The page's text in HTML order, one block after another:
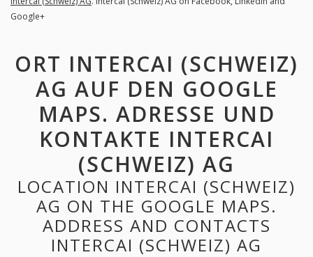
Google+
ORT INTERCAI (SCHWEIZ)
AG AUF DEN GOOGLE
MAPS. ADRESSE UND
KONTAKTE INTERCAI
(SCHWEIZ) AG
LOCATION INTERCAI (SCHWEIZ)
AG ON THE GOOGLE MAPS.
ADDRESS AND CONTACTS
INTERCAI (SCHWEIZ) AG